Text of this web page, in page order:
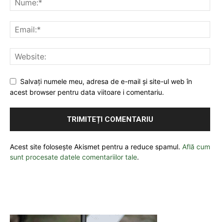
Salvați numele meu, adresa de e-mail și site-ul web în
acest browser pentru data viitoare i comentariu.
Acest site folosește Akismet pentru a reduce spamul. Află cum
sunt procesate datele comentariilor tale.